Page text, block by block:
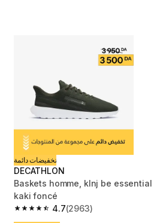
تخفيضات دائمة
DECATHLON
Baskets homme, klnj be essential
kaki foncé
4.7
4.7 out of 5 stars from 2963 reviews
(2963)